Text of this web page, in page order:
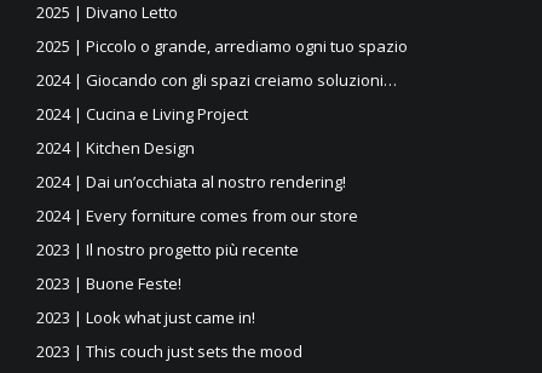
2025 | Divano Letto
2025 | Piccolo o grande, arrediamo ogni tuo spazio
2024 | Giocando con gli spazi creiamo soluzioni…
2024 | Cucina e Living Project
2024 | Kitchen Design
2024 | Dai un’occhiata al nostro rendering!
2024 | Every forniture comes from our store
2023 | Il nostro progetto più recente
2023 | Buone Feste!
2023 | Look what just came in!
2023 | This couch just sets the mood